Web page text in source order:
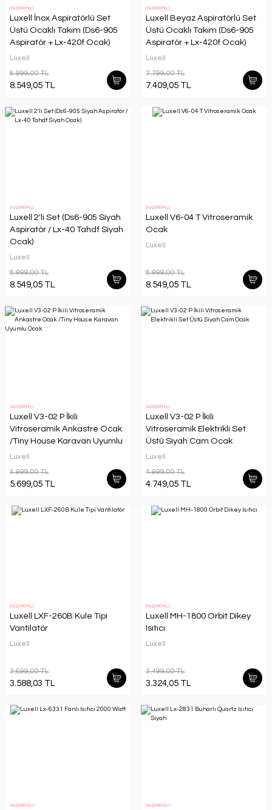
İNDİRİMLİ
Luxell İnox Aspiratörlü Set
Üstü Ocaklı Takım (Ds6-905
Aspiratör + Lx-420f Ocak)
Luxell
8.999,00 TL
8.549,05 TL
İNDİRİMLİ
Luxell Beyaz Aspiratörlü Set
Üstü Ocaklı Takım (Ds6-905
Aspiratör + Lx-420f Ocak)
Luxell
7.799,00 TL
7.409,05 TL
İNDİRİMLİ
Luxell 2'li Set (Ds6-905 Siyah
Aspiratör / Lx-40 Tahdf Siyah
Ocak)
Luxell
8.999,00 TL
8.549,05 TL
İNDİRİMLİ
Luxell V6-04 T Vitroseramik
Ocak
Luxell
8.999,00 TL
8.549,05 TL
İNDİRİMLİ
Luxell V3-02 P İkili
Vitroseramik Ankastre Ocak
/Tiny House Karavan Uyumlu
Ocak
Luxell
5.999,00 TL
5.699,05 TL
İNDİRİMLİ
Luxell V3-02 P İkili
Vitroseramik Elektrikli Set
Üstü Siyah Cam Ocak
Luxell
4.999,00 TL
4.749,05 TL
İNDİRİMLİ
Luxell LXF-260B Kule Tipi
Vantilatör
Luxell
3.699,00 TL
3.588,03 TL
İNDİRİMLİ
Luxell MH-1800 Orbit Dikey
Isıtıcı
Luxell
3.499,00 TL
3.324,05 TL
İNDİRİMLİ İNDİRİMLİ